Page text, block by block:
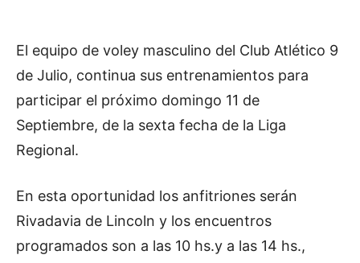
El equipo de voley masculino del Club Atlético 9
de Julio, continua sus entrenamientos para
participar el próximo domingo 11 de
Septiembre, de la sexta fecha de la Liga
Regional.
En esta oportunidad los anfitriones serán
Rivadavia de Lincoln y los encuentros
programados son a las 10 hs.y a las 14 hs.,